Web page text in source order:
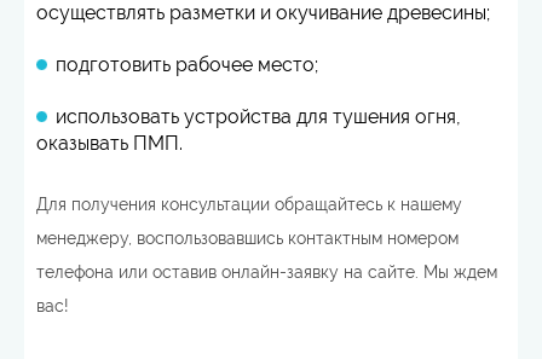
осуществлять разметки и окучивание древесины;
подготовить рабочее место;
использовать устройства для тушения огня,
оказывать ПМП.
Для получения консультации обращайтесь к нашему
менеджеру, воспользовавшись контактным номером
телефона или оставив онлайн-заявку на сайте. Мы ждем
вас!